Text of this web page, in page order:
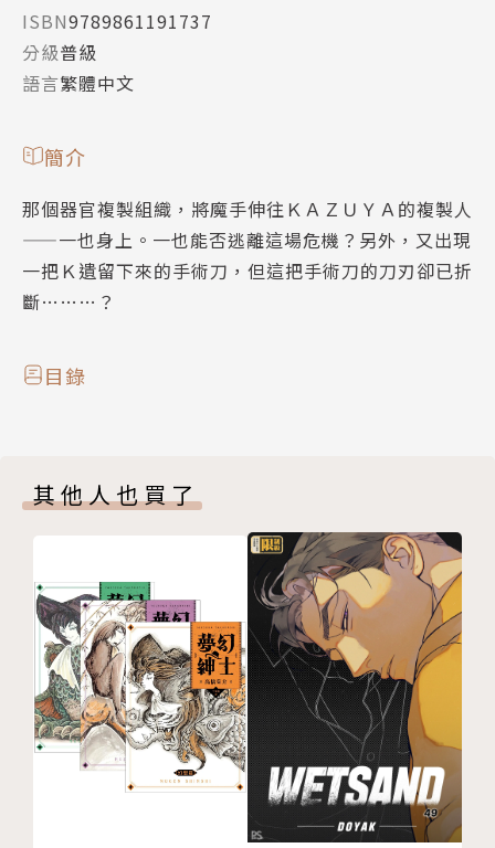
ISBN9789861191737
分級普級
語言繁體中文
簡介
那個器官複製組織，將魔手伸往ＫＡＺＵＹＡ的複製人
——一也身上。一也能否逃離這場危機？另外，又出現
一把Ｋ遺留下來的手術刀，但這把手術刀的刀刃卻已折
斷………？
目錄
其他人也買了